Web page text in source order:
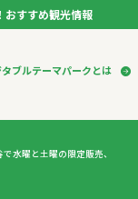
おすすめ観光情報
ブルテーマパークとは
検索
ーマパークとは
トミーティング
水曜と土曜の限定販売、